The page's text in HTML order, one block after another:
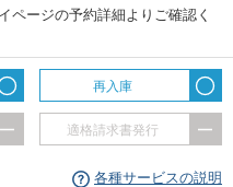
ページの予約詳細よりご確認く
再入庫
適格請求書発行
各種サービスの説明